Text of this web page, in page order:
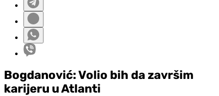
Bogdanović: Volio bih da završim
karijeru u Atlanti